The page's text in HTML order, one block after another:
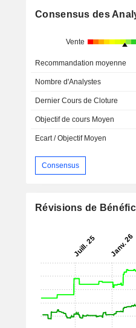
Consensus des
Vente
Recommandation moyenne
Nombre d'Analystes
Dernier Cours de Cloture
Objectif de cours Moyen
Ecart / Objectif Moyen
Consensus
Révisions de